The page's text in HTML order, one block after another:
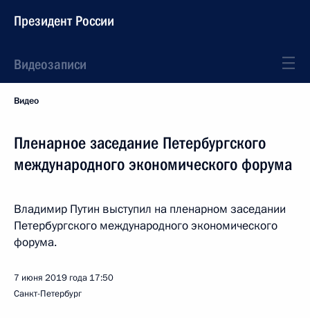
Президент России
Видеозаписи
Видео
Пленарное заседание Петербургского
международного экономического форума
Владимир Путин выступил на пленарном заседании
Петербургского международного экономического
форума.
7 июня 2019 года 17:50
Санкт-Петербург